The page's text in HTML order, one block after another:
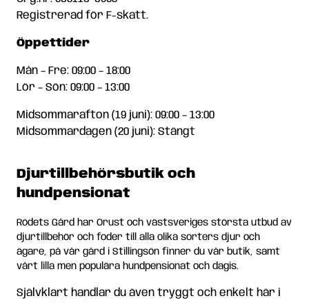
Registrerad för F-skatt.
Öppettider
Mån – Fre: 09:00 – 18:00
Lör – Sön: 09:00 – 13:00
Midsommarafton (19 juni): 09:00 – 13:00
Midsommardagen (20 juni): Stängt
Djurtillbehörsbutik och
hundpensionat
Rödets Gård har Orust och västsveriges största utbud av
djurtillbehör och foder till alla olika sorters djur och
ägare, på vår gård i Stillingsön finner du vår butik, samt
vårt lilla men populära hundpensionat och dagis.
Självklart handlar du även tryggt och enkelt här i